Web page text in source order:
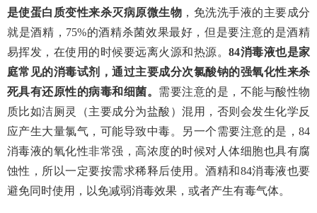
是使蛋白质变性来杀灭病原微生物 ，免洗洗手液的主要成分
就是酒精， 75%的酒精杀菌效果最好，但是要注意的是酒精
易挥发，在使用的时候要远离火源和热源。84消毒液也是家
庭常见的消毒试剂，通过主要成分次氯酸钠的强氧化性来杀
死具有还原性的病毒和细菌。 需要注意的是，不能与酸性物
质比如洁厕灵（主要成分为盐酸）混用，否则会发生化学反
应产生大量氯气，可能导致中毒。另一个需要注意的是， 84
消毒液的氧化性非常强，高浓度的时候对人体细胞也具有腐
蚀性，所以一定要按需求稀释后使用。酒精和84消毒液也要
避免同时使用，以免减弱消毒效果，或者产生有毒气体。